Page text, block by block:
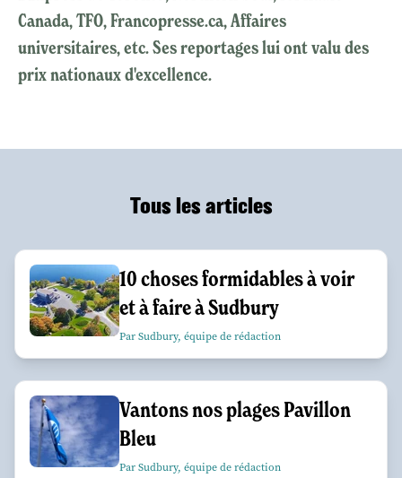
Canada, TFO, Francopresse.ca, Affaires
universitaires, etc. Ses reportages lui ont valu des
prix nationaux d'excellence.
Tous les articles
10 choses formidables à voir
et à faire à Sudbury
Par Sudbury, équipe de rédaction
Vantons nos plages Pavillon
Bleu
Par Sudbury, équipe de rédaction